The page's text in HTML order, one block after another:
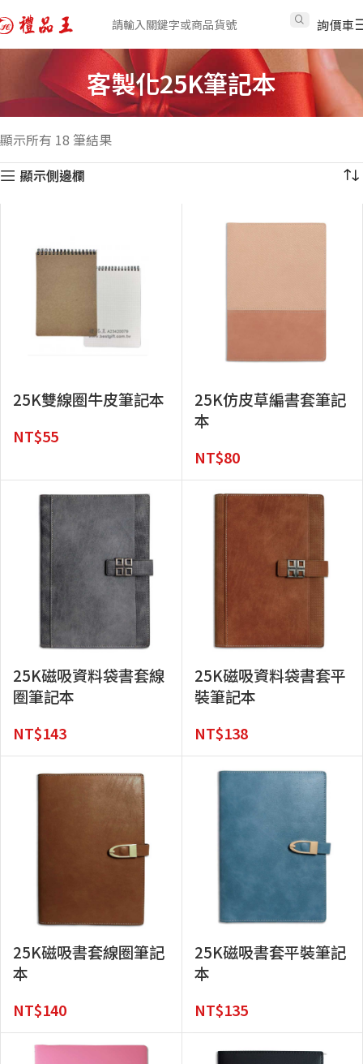
詢價車
客製化25K筆記本
顯示所有 18 筆結果
顯示側邊欄
25K雙線圈牛皮筆記本
NT$55
25K仿皮草編書套筆記
本
NT$80
25K磁吸資料袋書套線
圈筆記本
NT$143
25K磁吸資料袋書套平
裝筆記本
NT$138
25K磁吸書套線圈筆記
本
NT$140
25K磁吸書套平裝筆記
本
NT$135